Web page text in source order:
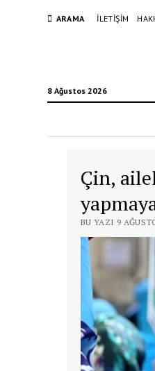
ARAMA İLETIŞIM
8 Ağustos 2026
Çin,
BU YAZI 9